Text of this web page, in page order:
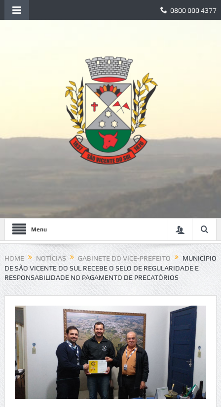
0800 000 4377
Menu
HOME NOTÍCIAS GABINETE DO VICE-PREFEITO
MUNICÍPIO
DE SÃO VICENTE DO SUL RECEBE O SELO DE REGULARIDADE E
RESPONSABILIDADE NO PAGAMENTO DE PRECATÓRIOS